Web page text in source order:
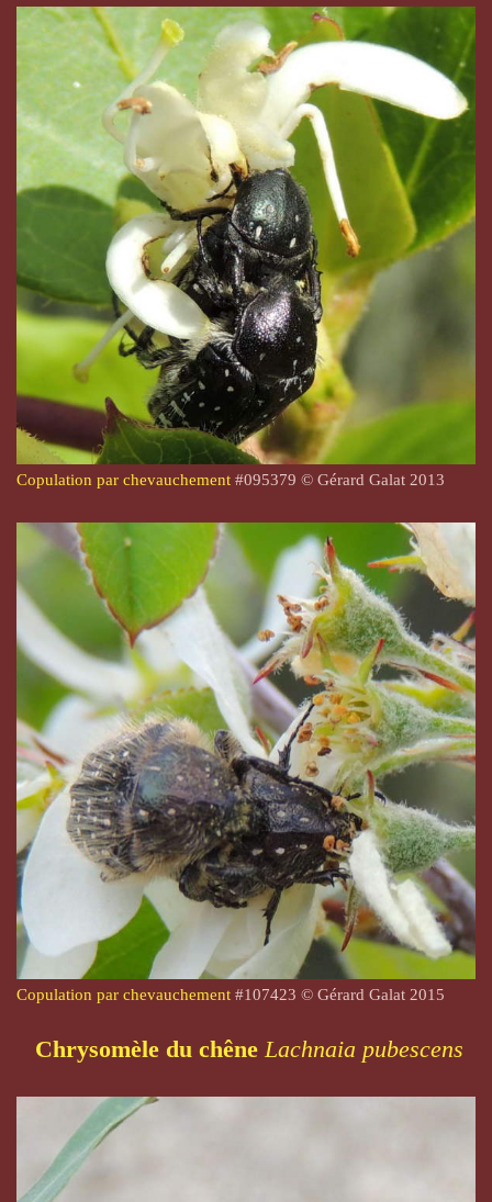
Copulation par chevauchement #095379 © Gérard Galat 2013
Copulation par chevauchement #107423 © Gérard Galat 2015
Chrysomèle du chêne Lachnaia pubescens